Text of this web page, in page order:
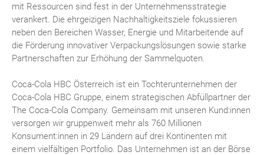
mit Ressourcen sind fest in der Unternehmensstrategie
verankert. Die ehrgeizigen Nachhaltigkeitsziele fokussieren
neben den Bereichen Wasser, Energie und Mitarbeitende auf
die Förderung innovativer Verpackungslösungen sowie starke
Partnerschaften zur Erhöhung der Sammelquoten.
Coca-Cola HBC Österreich ist ein Tochterunternehmen der
Coca-Cola HBC Gruppe, einem strategischen Abfüllpartner der
The Coca-Cola Company. Gemeinsam mit unseren Kund:innen
versorgen wir gruppenweit mehr als 760 Millionen
Konsument:innen in 29 Ländern auf drei Kontinenten mit
einem vielfältigen Portfolio. Das Unternehmen ist an der Börse